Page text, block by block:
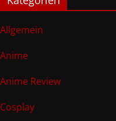
Allgemein
Anime
Anime Review
Cosplay